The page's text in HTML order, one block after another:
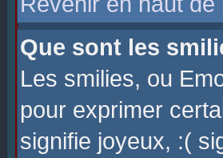
Que sont les
Les smilies, ou
pour exprimer
signifie joyeux, :(